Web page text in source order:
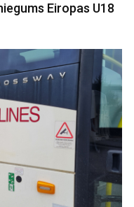
Eiropas U18